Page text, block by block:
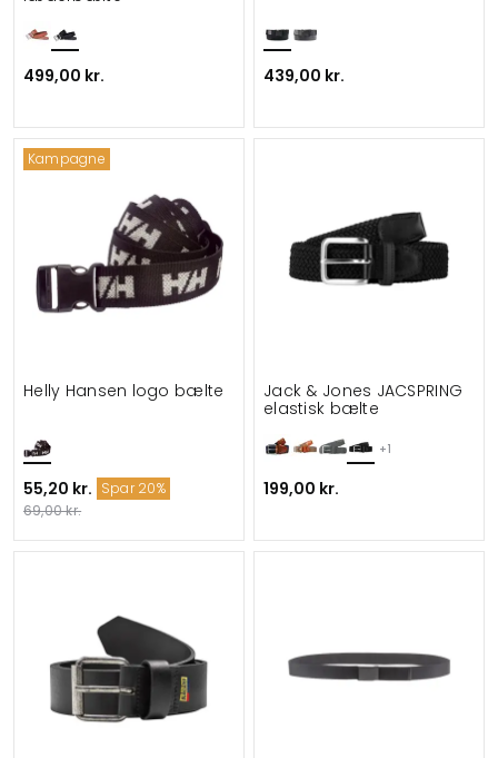
499,00 kr. 439,00 kr.
Kampagne
Helly Hansen logo bælte
55,20 kr. Spar 20%
69,00 kr.
+1
Jack & Jones JACSPRING
elastisk bælte
199,00 kr.